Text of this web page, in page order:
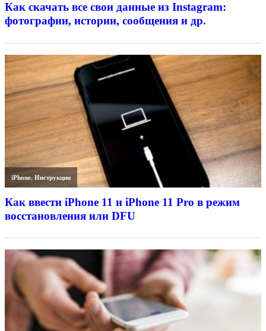
Как скачать все свои данные из Instagram:
фотографии, истории, сообщения и др.
iPhone,Инструкции
Как ввести iPhone 11 и iPhone 11 Pro в режим
восстановления или DFU